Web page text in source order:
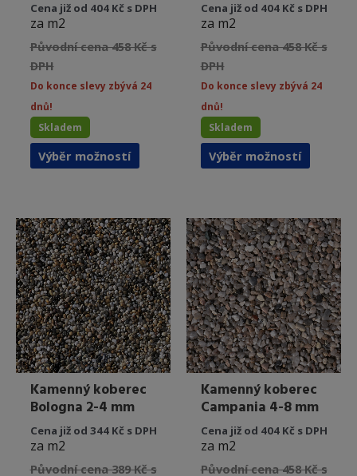
Cena již od 404 Kč s DPH
za m2
Původní cena 458 Kč s
DPH
Do konce slevy zbývá 24
dnů!
Skladem
Výběr možností
Tento
produkt
variant.
Možnosti
lze
vybrat
na
stránce
produktu
Cena již od 404 Kč s DPH
za m2
Původní cena 458 Kč s
DPH
Do konce slevy zbývá 24
dnů!
Skladem
Výběr možností
Tento
produkt
variant.
lze
vybrat
na
stránce
Kamenný koberec
Bologna 2-4 mm
Cena již od 344 Kč s DPH
za m2
Původní cena 389 Kč s
Kamenný koberec
Campania 4-8 mm
Cena již od 404 Kč s DPH
za m2
Původní cena 458 Kč s